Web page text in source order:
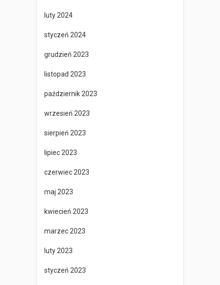
luty 2024
styczeń 2024
grudzień 2023
listopad 2023
październik 2023
wrzesień 2023
sierpień 2023
lipiec 2023
czerwiec 2023
maj 2023
kwiecień 2023
marzec 2023
luty 2023
styczeń 2023